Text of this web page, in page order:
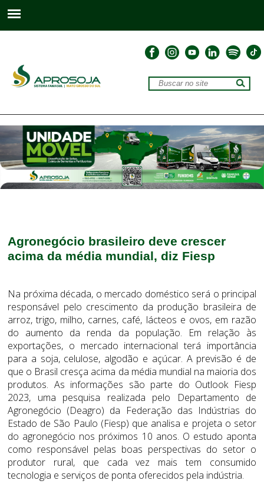
Agronegócio brasileiro deve crescer
acima da média mundial, diz Fiesp
Na próxima década, o mercado doméstico será o principal
responsável pelo crescimento da produção brasileira de
arroz, trigo, milho, carnes, café, lácteos e ovos, em razão
do aumento da renda da população. Em relação às
exportações, o mercado internacional terá importância
para a soja, celulose, algodão e açúcar. A previsão é de
que o Brasil cresça acima da média mundial na maioria dos
produtos. As informações são parte do Outlook Fiesp
2023, uma pesquisa realizada pelo Departamento de
Agronegócio (Deagro) da Federação das Indústrias do
Estado de São Paulo (Fiesp) que analisa e projeta o setor
do agronegócio nos próximos 10 anos. O estudo aponta
como responsável pelas boas perspectivas do setor o
produtor rural, que cada vez mais tem consumido
tecnologia e serviços de ponta oferecidos pela indústria.